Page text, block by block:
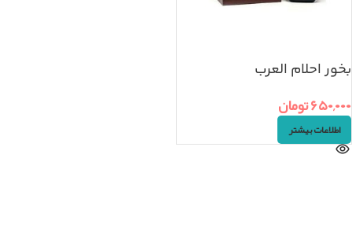
بخور احلام العرب
۶۵۰,۰۰۰تومان
اطلاعات بیشتر